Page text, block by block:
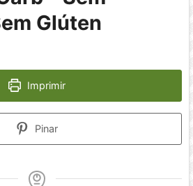
Glúten
Imprimir
Pinar